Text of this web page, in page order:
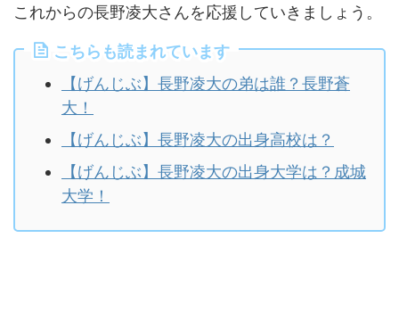
これからの長野凌大さんを応援していきましょう。
こちらも読まれています
【げんじぶ】長野凌大の弟は誰？長野蒼
大！
【げんじぶ】長野凌大の出身高校は？
【げんじぶ】長野凌大の出身大学は？成城
大学！